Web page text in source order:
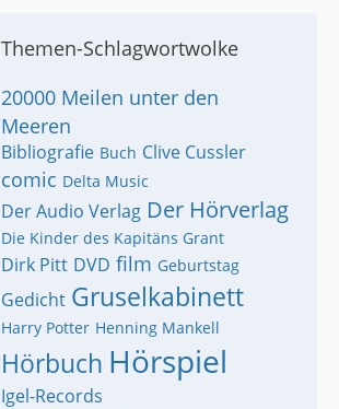
Themen-Schlagwortwolke
20000 Meilen unter den
Meeren
Bibliografie Buch Clive Cussler
comic Delta Music
Der Audio Verlag Der Hörverlag
Die Kinder des Kapitäns Grant
Dirk Pitt DVD film Geburtstag
Gedicht Gruselkabinett
Harry Potter Henning Mankell
Hörbuch Hörspiel
Igel-Records